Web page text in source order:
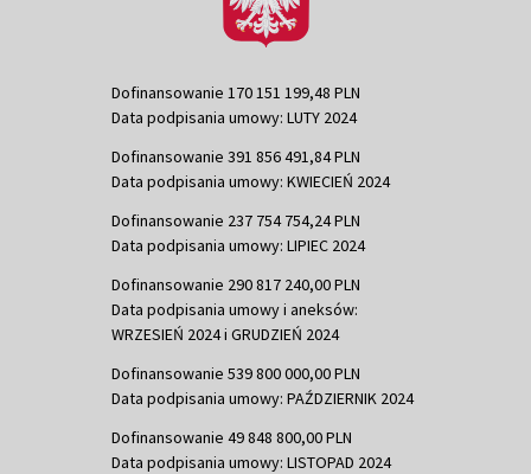
Dofinansowanie 170 151 199,48 PLN
Data podpisania umowy: LUTY 2024
Dofinansowanie 391 856 491,84 PLN
Data podpisania umowy: KWIECIEŃ 2024
Dofinansowanie 237 754 754,24 PLN
Data podpisania umowy: LIPIEC 2024
Dofinansowanie 290 817 240,00 PLN
Data podpisania umowy i aneksów:
WRZESIEŃ 2024 i GRUDZIEŃ 2024
Dofinansowanie 539 800 000,00 PLN
Data podpisania umowy: PAŹDZIERNIK 2024
Dofinansowanie 49 848 800,00 PLN
Data podpisania umowy: LISTOPAD 2024